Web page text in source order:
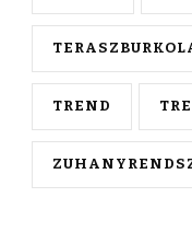
TREND